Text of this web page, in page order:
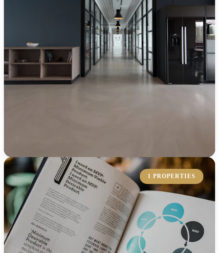
KOLLEKTION ERKUNDEN
Gewerbefläche
KOLLEKTION ERKUNDEN
1 PROPERTIES